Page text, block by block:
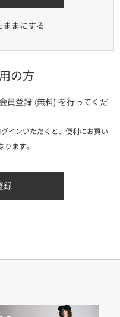
ままにする
の方
員登録 (無料) を行ってくだ
インいただくと、便利にお買い
ます。